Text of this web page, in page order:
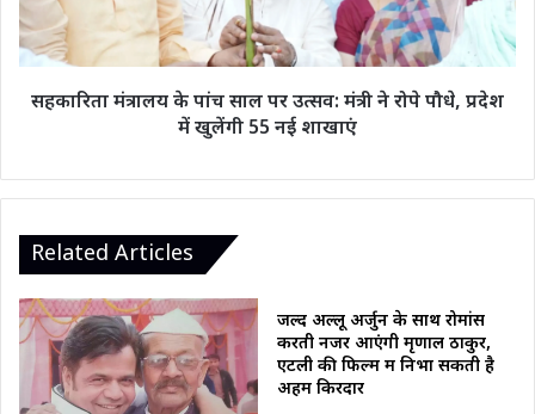
जंग
उत्सव:
मंत्री
ने
पौधे,
नई
शाखाएं
सहकारिता मंत्रालय के पांच साल पर उत्सव: मंत्री ने रोपे पौधे, प्रदेश
में खुलेंगी 55 नई शाखाएं
Related Articles
जल्द अल्लू अर्जुन के साथ रोमांस
करती नजर आएंगी मृणाल ठाकुर,
एटली की फिल्म में निभा सकती है
अहम किरदार